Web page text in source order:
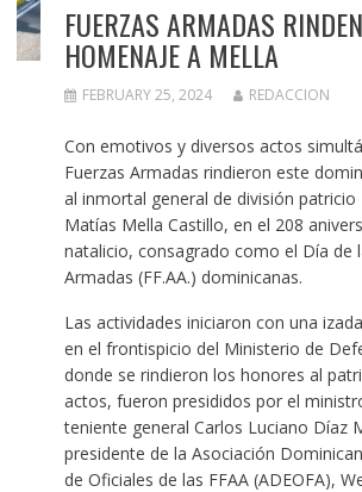
FUERZAS ARMADAS RINDEN
HOMENAJE A MELLA
FEBRUARY 25, 2024 REDACCION
Con emotivos y diversos actos
Fuerzas Armadas rindieron este
al inmortal general de división patricio
Matías Mella Castillo, en el 208
natalicio, consagrado como el Día de
Armadas (FF.AA.) dominicanas.
Las actividades iniciaron con una
en el frontispicio del Ministerio de
donde se rindieron los honores al
actos, fueron presididos por el
teniente general Carlos Luciano Díaz
presidente de la Asociación
de Oficiales de las FFAA (ADEOFA),